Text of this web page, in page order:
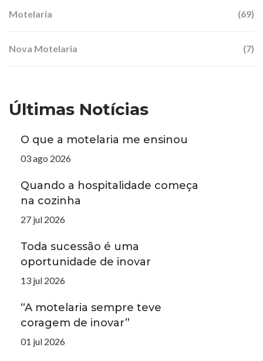
Motelaria (69)
Nova Motelaria (7)
Últimas Notícias
O que a motelaria me ensinou
03 ago 2026
Quando a hospitalidade começa
na cozinha
27 jul 2026
Toda sucessão é uma
oportunidade de inovar
13 jul 2026
“A motelaria sempre teve
coragem de inovar”
01 jul 2026